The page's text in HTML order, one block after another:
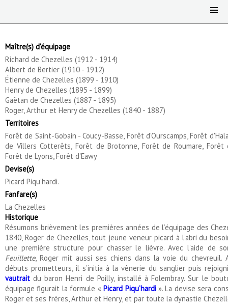
Maître(s) d'équipage
Richard de Chezelles (1912 - 1914)
Albert de Bertier (1910 - 1912)
Étienne de Chezelles (1899 - 1910)
Henry de Chezelles (1895 - 1899)
Gaëtan de Chezelles (1887 - 1895)
Roger, Arthur et Henry de Chezelles (1840 - 1887)
Territoires
Forêt de Saint-Gobain - Coucy-Basse, Forêt d'Ourscamps, Forêt
de Villers Cotterêts, Forêt de Brotonne, Forêt de Roumare, Forêt
Forêt de Lyons, Forêt d'Eawy
Devise(s)
Picard Piqu'hardi.
Fanfare(s)
La Chezelles
Historique
Résumons brièvement les premières années de l’équipage des
1840, Roger de Chezelles, tout jeune veneur picard à l’abri du
une première structure pour chasser le lièvre. Avec l’aide de
Feuillette, Roger mit aussi ses chiens dans la voie du chevreuil.
débuts prometteurs, il s’initia à la vènerie du sanglier puis
vautrait du baron Henri de Poilly, installé à Folembray. Sur le
équipage figurait la formule «Picard Piqu’hardi». La devise sera
Roger et ses frères, Arthur et Henry, et par toute la dynastie